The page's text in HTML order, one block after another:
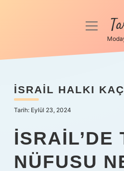
Anasayfa
Yasal Uyarı
menüyü
İSRAIL HALKI
Tarih: Eylül 23, 2024
İSRAIL’DE
NÜFUSU